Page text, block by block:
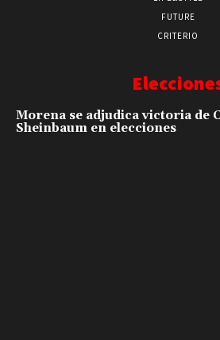
FUTURE
CRITERIO
Morena se adjudica victoria de
Sheinbaum en elecciones